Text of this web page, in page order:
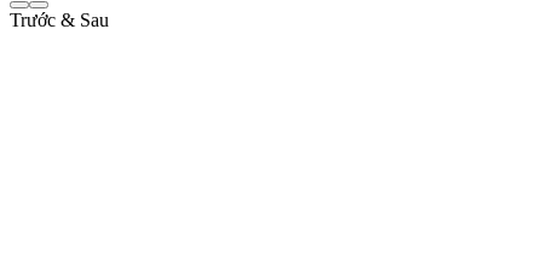
Trước & Sau